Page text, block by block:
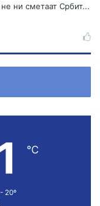
ни сметаат Србит...
℃
20º